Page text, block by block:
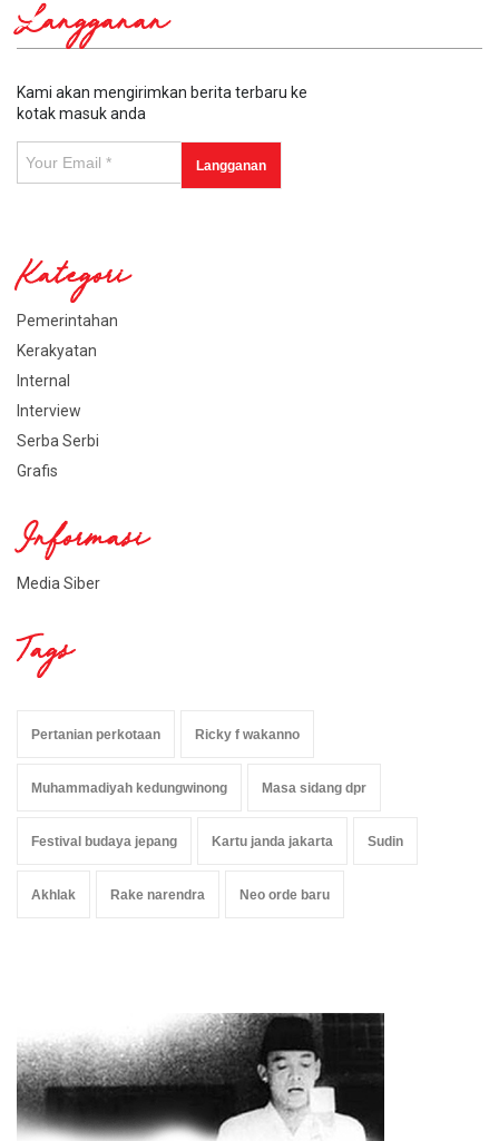
Langganan
Kami akan mengirimkan berita terbaru ke
kotak masuk anda
Kategori
Pemerintahan
Kerakyatan
Internal
Interview
Serba Serbi
Grafis
Informasi
Media Siber
Tags
Pertanian perkotaan Ricky f wakanno
Muhammadiyah kedungwinong Masa sidang dpr
Festival budaya jepang Kartu janda jakarta Sudin
Akhlak Rake narendra Neo orde baru